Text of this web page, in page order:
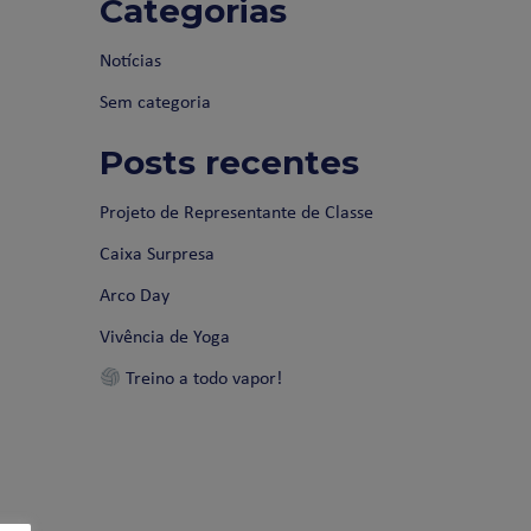
Categorias
Notícias
Sem categoria
Posts recentes
Projeto de Representante de Classe
Caixa Surpresa
Arco Day
Vivência de Yoga
Treino a todo vapor!